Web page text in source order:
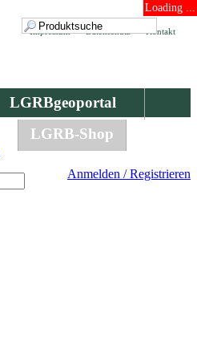
Loading ...
Kontakt
Datenschutz
Impressum
LGRBgeoportal
LGRB-Shop
Anmelden / Registrieren